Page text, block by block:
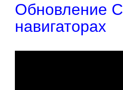
Обновление
навигаторах